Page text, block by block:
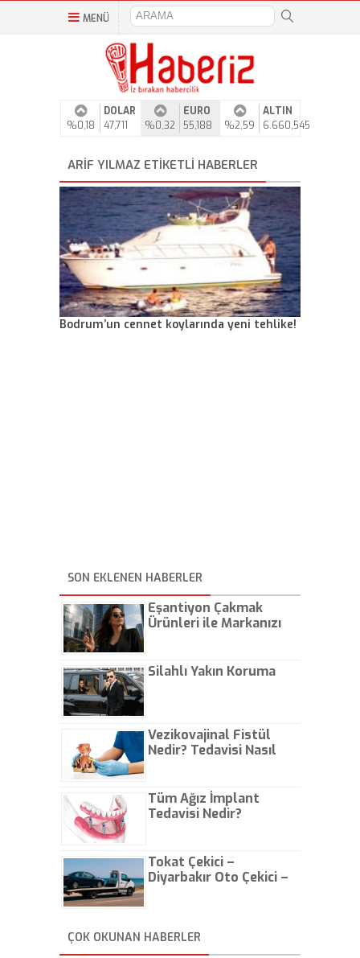
MENÜ
%0,18
DOLAR
47,711
%0,32
EURO
55,188
%2,59
ALTIN
6.660,545
ARIF YILMAZ ETIKETLI HABERLER
Bodrum’un cennet koylarında yeni tehlike!
SON EKLENEN HABERLER
Eşantiyon Çakmak
Ürünleri ile Markanızı
Silahlı Yakın Koruma
Vezikovajinal Fistül
Nedir? Tedavisi Nasıl
Tüm Ağız İmplant
Tedavisi Nedir?
Tokat Çekici –
Diyarbakır Oto Çekici –
ÇOK OKUNAN HABERLER